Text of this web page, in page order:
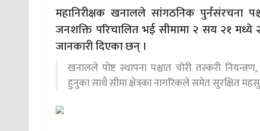
महानिरीक्षक खनालले सांगठनिक पुर्नसंरचना
जनशक्ति परिचालित भई सीमामा २ सय २१
जानकारी दिएका छन् ।
खनालले पोष्ट स्थापना पश्चात चोरी तस्करी
हुनुका साथै सीमा क्षेत्रका नागरिकले समेत सुरक्षित